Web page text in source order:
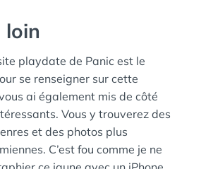
loin
playdate de Panic est le
se renseigner sur cette
ai également mis de côté
Vous y trouverez des
et des photos plus
C’est fou comme je ne